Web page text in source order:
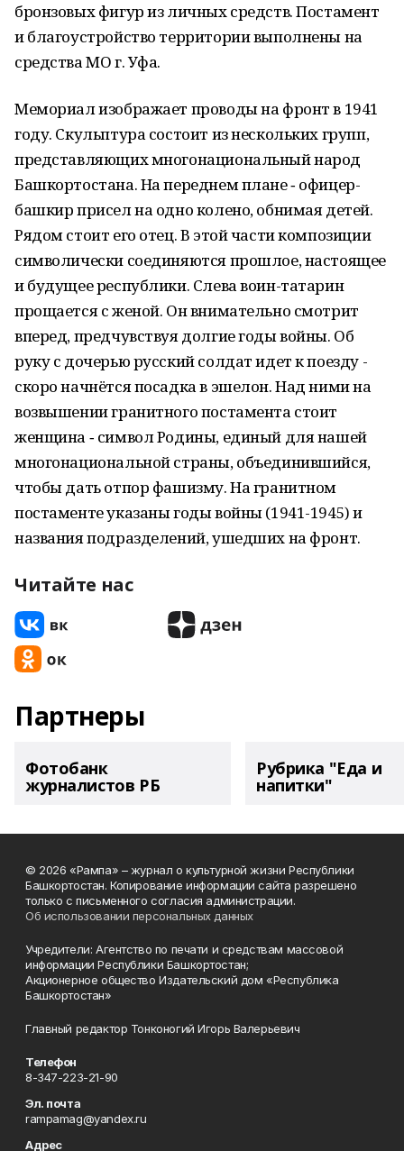
бронзовых фигур из личных средств. Постамент
и благоустройство территории выполнены на
средства МО г. Уфа.
Мемориал изображает проводы на фронт в 1941
году. Скульптура состоит из нескольких групп,
представляющих многонациональный народ
Башкортостана. На переднем плане ‑ офицер-
башкир присел на одно колено, обнимая детей.
Рядом стоит его отец. В этой части композиции
символически соединяются прошлое, настоящее
и будущее республики. Слева воин-татарин
прощается с женой. Он внимательно смотрит
вперед, предчувствуя долгие годы войны. Об
руку с дочерью русский солдат идет к поезду -
скоро начнётся посадка в эшелон. Над ними на
возвышении гранитного постамента стоит
женщина ‑ символ Родины, единый для нашей
многонациональной страны, объединившийся,
чтобы дать отпор фашизму. На гранитном
постаменте указаны годы войны (1941-1945) и
названия подразделений, ушедших на фронт.
Читайте нас
Партнеры
Фотобанк
журналистов РБ
Рубрика "Еда и
напитки"
© 2026 «Рампа» – журнал о культурной жизни Республики
Башкортостан. Копирование информации сайта разрешено
только с письменного согласия администрации.
Об использовании персональных данных
Учредители: Агентство по печати и средствам массовой
информации Республики Башкортостан;
Акционерное общество Издательский дом «Республика
Башкортостан»
Главный редактор Тонконогий Игорь Валерьевич
Телефон
8-347-223-21-90
Эл. почта
rampamag@yandex.ru
Адрес